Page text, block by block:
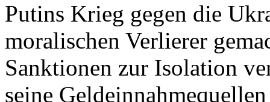
Putins Krieg gegen die
moralischen Verlierer
Sanktionen zur Isolation
seine